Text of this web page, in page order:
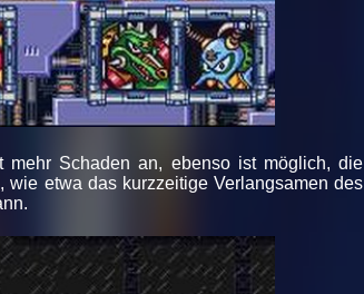
mehr Schaden an, ebenso ist möglich, die
etwa das kurzzeitige Verlangsamen des